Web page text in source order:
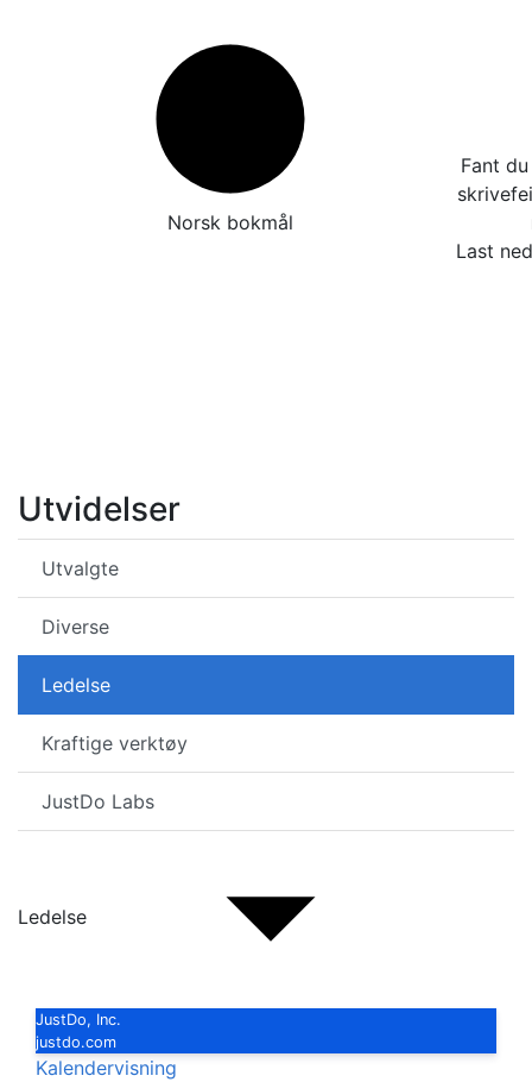
Norsk bokmål
Fant
Last
Utvidelser
Utvalgte
Diverse
Ledelse
Kraftige verktøy
JustDo Labs
Ledelse
JustDo, Inc.
justdo.com
Kalendervisning